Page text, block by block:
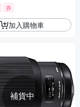
券
加入購物車
補貨中